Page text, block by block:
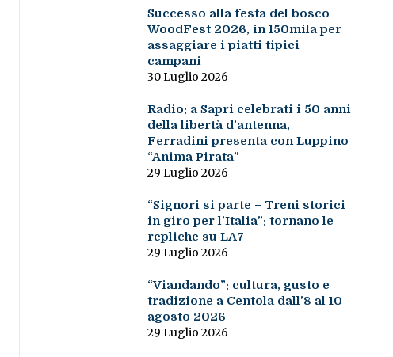
Successo alla festa del bosco
WoodFest 2026, in 150mila per
assaggiare i piatti tipici
campani
30 Luglio 2026
Radio: a Sapri celebrati i 50 anni
della libertà d’antenna,
Ferradini presenta con Luppino
“Anima Pirata”
29 Luglio 2026
“Signori si parte – Treni storici
in giro per l’Italia”: tornano le
repliche su LA7
29 Luglio 2026
“Viandando”: cultura, gusto e
tradizione a Centola dall’8 al 10
agosto 2026
29 Luglio 2026